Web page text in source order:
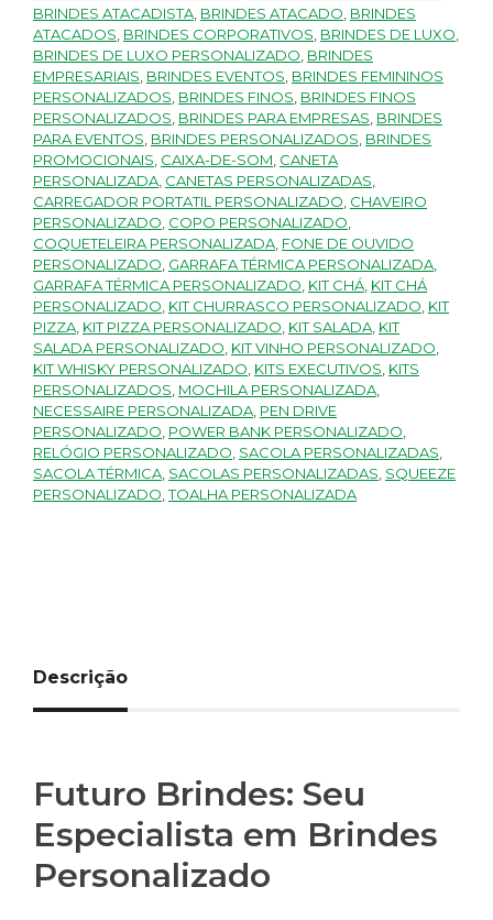
BRINDES ATACADISTA, BRINDES ATACADO, BRINDES
ATACADOS, BRINDES CORPORATIVOS, BRINDES DE LUXO,
BRINDES DE LUXO PERSONALIZADO, BRINDES
EMPRESARIAIS, BRINDES EVENTOS, BRINDES FEMININOS
PERSONALIZADOS, BRINDES FINOS, BRINDES FINOS
PERSONALIZADOS, BRINDES PARA EMPRESAS, BRINDES
PARA EVENTOS, BRINDES PERSONALIZADOS, BRINDES
PROMOCIONAIS, CAIXA-DE-SOM, CANETA
PERSONALIZADA, CANETAS PERSONALIZADAS,
CARREGADOR PORTATIL PERSONALIZADO, CHAVEIRO
PERSONALIZADO, COPO PERSONALIZADO,
COQUETELEIRA PERSONALIZADA, FONE DE OUVIDO
PERSONALIZADO, GARRAFA TÉRMICA PERSONALIZADA,
GARRAFA TÉRMICA PERSONALIZADO, KIT CHÁ, KIT CHÁ
PERSONALIZADO, KIT CHURRASCO PERSONALIZADO, KIT
PIZZA, KIT PIZZA PERSONALIZADO, KIT SALADA, KIT
SALADA PERSONALIZADO, KIT VINHO PERSONALIZADO,
KIT WHISKY PERSONALIZADO, KITS EXECUTIVOS, KITS
PERSONALIZADOS, MOCHILA PERSONALIZADA,
NECESSAIRE PERSONALIZADA, PEN DRIVE
PERSONALIZADO, POWER BANK PERSONALIZADO,
RELÓGIO PERSONALIZADO, SACOLA PERSONALIZADAS,
SACOLA TÉRMICA, SACOLAS PERSONALIZADAS, SQUEEZE
PERSONALIZADO,TOALHA PERSONALIZADA
Descrição
Futuro Brindes: Seu
Especialista em Brindes
Personalizado